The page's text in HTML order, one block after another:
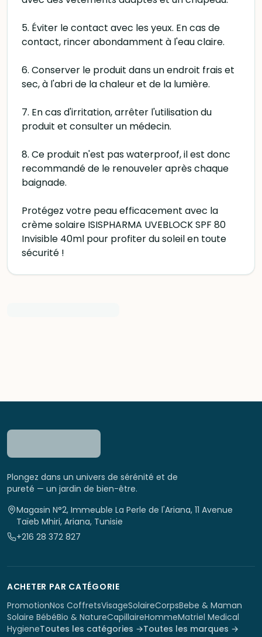
5. Éviter le contact avec les yeux. En cas de
contact, rincer abondamment à l'eau claire.
6. Conserver le produit dans un endroit frais et
sec, à l'abri de la chaleur et de la lumière.
7. En cas d'irritation, arrêter l'utilisation du
produit et consulter un médecin.
8. Ce produit n'est pas waterproof, il est donc
recommandé de le renouveler après chaque
baignade.
Protégez votre peau efficacement avec la
crème solaire ISISPHARMA UVEBLOCK SPF 80
Invisible 40ml pour profiter du soleil en toute
sécurité !
Plongez dans un univers de sérénité et de
pureté — un jardin de bien-être.
Magasin N°2, Immeuble La Perle de l'Ariana, 11 Avenue
Taïeb Mhiri, Ariana, Tunisie
+216 28 372 827
ACHETER PAR CATÉGORIE
PromotionNos CoffretsVisageSolaireCorpsBebe & Maman
Solaire BébéBio & NatureCapillaireHommeMatriel Medical
HygieneToutes les catégories →Toutes les marques →